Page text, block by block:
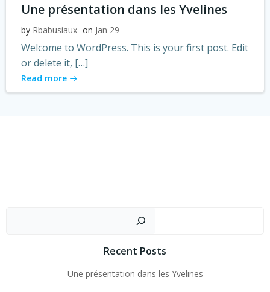
Une présentation dans les Yvelines
by Rbabusiaux on Jan 29
Welcome to WordPress. This is your first post. Edit
or delete it, […]
Read more
Rechercher
Recent Posts
Une présentation dans les Yvelines